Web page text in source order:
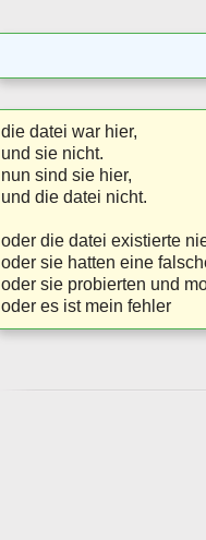
die datei war hier,
und sie nicht.
nun sind sie hier,
und die datei nicht.
oder die datei existierte
oder sie hatten eine
oder sie probierten und
oder es ist mein fehler